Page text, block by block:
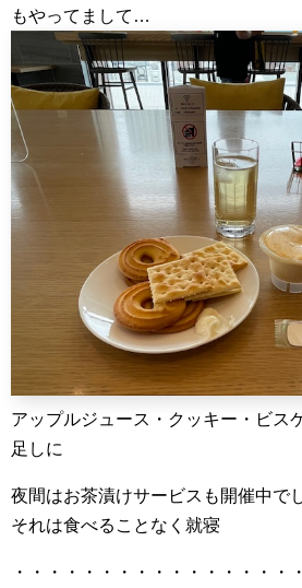
もやってまして…
アップルジュース・クッキー・ビス
足しに
夜間はお茶漬けサービスも開催中で
それは食べることなく就寝
・・・・・・・・・・・・・・・